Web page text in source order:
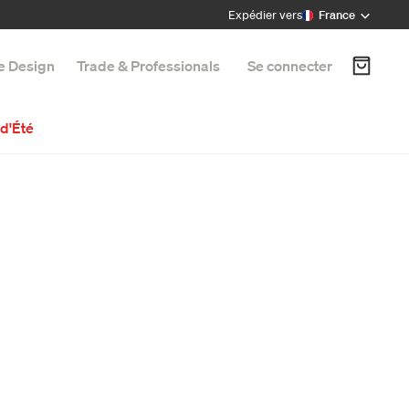
Expédier vers France
Design Trade & Professionals Se connecter